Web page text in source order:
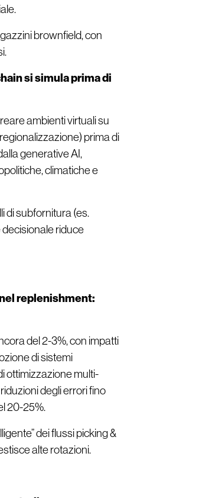
brownfield, con
si simula prima di
ambienti virtuali su
prima di
generative AI,
climatiche e
di subfornitura (es.
riduce
replenishment:
del 2-3%, con impatti
di sistemi
ottimizzazione multi-
degli errori fino
20-25%.
dei flussi picking &
alte rotazioni.